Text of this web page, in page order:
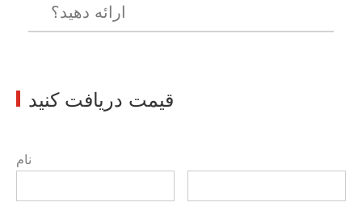
قیمت دریافت کنید
نام